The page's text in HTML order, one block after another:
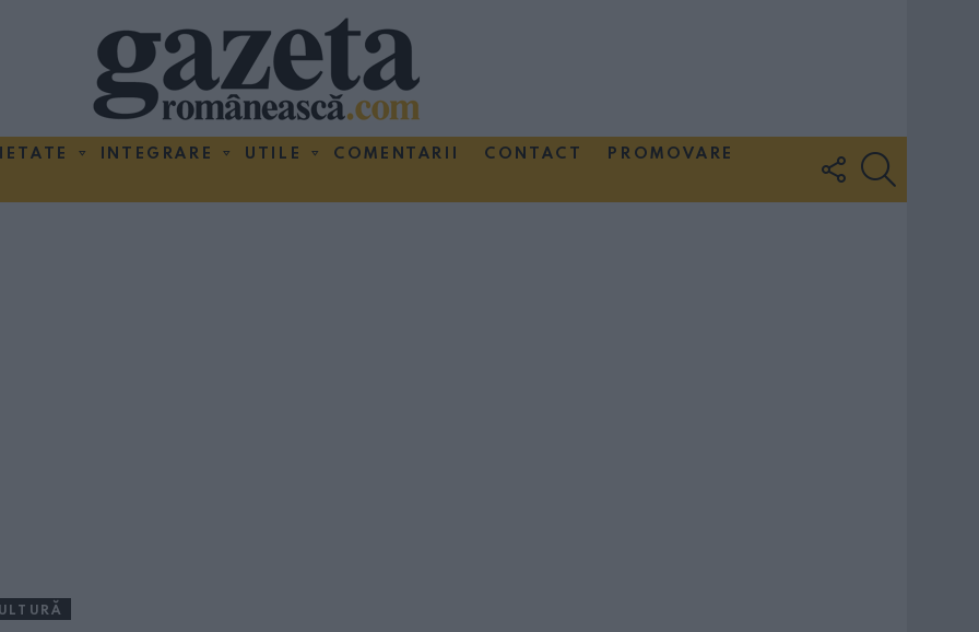
INTEGRARE UTILE COMENTARII CONTACT
PROMOVARE
FOLLOW
US